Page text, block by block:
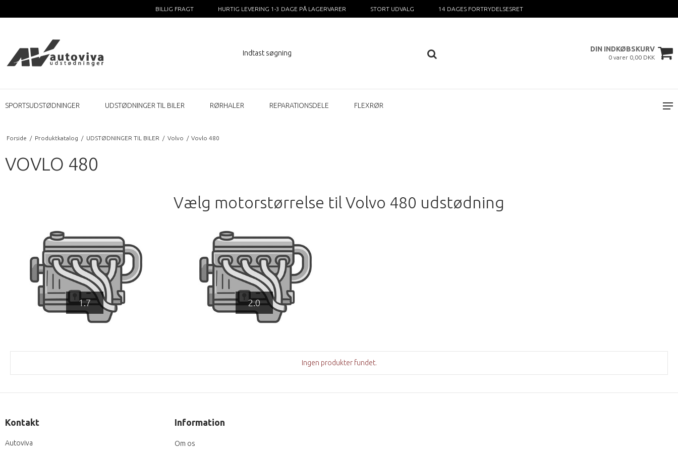
BILLIG FRAGT HURTIG LEVERING 1-3 DAGE PÅ LAGERVARER STORT UDVALG 14 DAGES FORTRYDELSESRET
DIN INDKØBSKURV
0 varer 0,00 DKK
SPORTSUDSTØDNINGER UDSTØDNINGER TIL BILER RØRHALER REPARATIONSDELE FLEXRØR
Forside / Produktkatalog / UDSTØDNINGER TIL BILER / Volvo / Vovlo 480
VOVLO 480
Vælg motorstørrelse til Volvo 480 udstødning
1.7 2.0
Ingen produkter fundet.
Kontakt
Autoviva
Information
Om os